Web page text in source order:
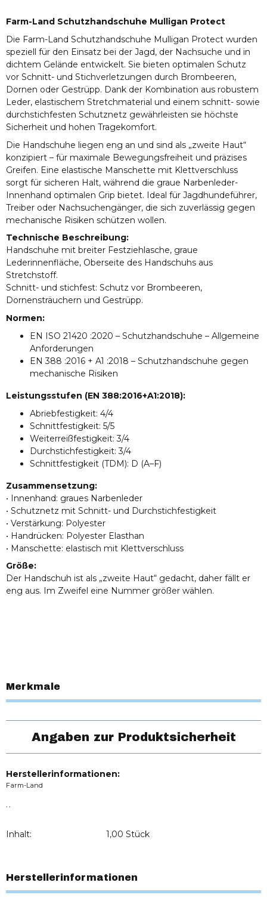
Farm-Land Schutzhandschuhe Mulligan Protect
Die Farm-Land Schutzhandschuhe Mulligan Protect wurden
speziell für den Einsatz bei der Jagd, der Nachsuche und in
dichtem Gelände entwickelt. Sie bieten optimalen Schutz
vor Schnitt- und Stichverletzungen durch Brombeeren,
Dornen oder Gestrüpp. Dank der Kombination aus robustem
Leder, elastischem Stretchmaterial und einem schnitt- sowie
durchstichfesten Schutznetz gewährleisten sie höchste
Sicherheit und hohen Tragekomfort.
Die Handschuhe liegen eng an und sind als „zweite Haut“
konzipiert – für maximale Bewegungsfreiheit und präzises
Greifen. Eine elastische Manschette mit Klettverschluss
sorgt für sicheren Halt, während die graue Narbenleder-
Innenhand optimalen Grip bietet. Ideal für Jagdhundeführer,
Treiber oder Nachsuchengänger, die sich zuverlässig gegen
mechanische Risiken schützen wollen.
Technische Beschreibung:
Handschuhe mit breiter Festziehlasche, graue
Lederinnenfläche, Oberseite des Handschuhs aus
Stretchstoff.
Schnitt- und stichfest: Schutz vor Brombeeren,
Dornensträuchern und Gestrüpp.
Normen:
EN ISO 21420 :2020 – Schutzhandschuhe – Allgemeine
Anforderungen
EN 388 :2016 + A1 :2018 – Schutzhandschuhe gegen
mechanische Risiken
Leistungsstufen (EN 388:2016+A1:2018):
Abriebfestigkeit: 4/4
Schnittfestigkeit: 5/5
Weiterreißfestigkeit: 3/4
Durchstichfestigkeit: 3/4
Schnittfestigkeit (TDM): D (A–F)
Zusammensetzung:
• Innenhand: graues Narbenleder
• Schutznetz mit Schnitt- und Durchstichfestigkeit
• Verstärkung: Polyester
• Handrücken: Polyester Elasthan
• Manschette: elastisch mit Klettverschluss
Größe:
Der Handschuh ist als „zweite Haut“ gedacht, daher fällt er
eng aus. Im Zweifel eine Nummer größer wählen.
Merkmale
Angaben zur Produktsicherheit
Herstellerinformationen:
Farm-Land
, ,
Inhalt: 1,00 Stück
Herstellerinformationen